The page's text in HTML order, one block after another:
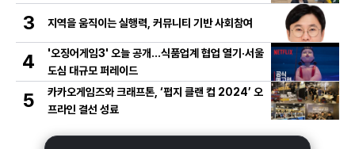
3 지역을 움직이는 실행력, 커뮤니티 기반 사회참여
4
'오징어게임3' 오늘 공개…식품업계 협업 열기·서울
도심 대규모 퍼레이드
5
카카오게임즈와 크래프톤, ‘펍지 클랜 컵 2024’ 오
프라인 결선 성료